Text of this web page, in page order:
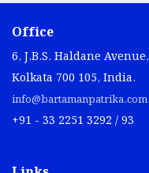
Office
6, J.B.S. Haldane Avenue,
Kolkata 700 105, India.
info@bartamanpatrika.com
+91 - 33 2251 3292 / 93